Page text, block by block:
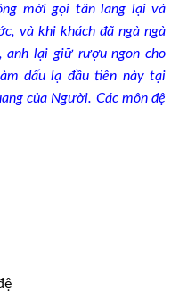
mới gọi tân lang lại và
và khi khách đã ngà ngà
anh lại giữ rượu ngon cho
dấu lạ đầu tiên này tại
của Người. Các môn đệ